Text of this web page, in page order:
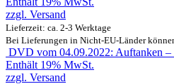
zzgl. Versand
Lieferzeit: ca. 2-3 Werktage
Bei Lieferungen in Nicht-EU-Länder
DVD vom 04.09.2022: Auftanken
Enthält 19% MwSt.
zzgl. Versand